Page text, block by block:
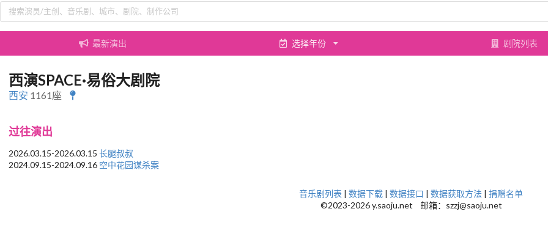
最新演出 选择年份 剧院列表
西演SPACE·易俗大剧院
西安 1161座
过往演出
2026.03.15-2026.03.15 长腿叔叔
2024.09.15-2024.09.16 空中花园谋杀案
音乐剧列表 | 数据下载 | 数据接口 | 数据获取方法 | 捐赠名单
©2023-2026 y.saoju.net 邮箱：szzj@saoju.net